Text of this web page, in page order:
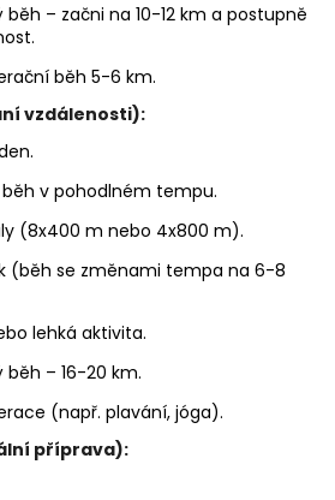
běh – začni na 10-12 km a postupně
běh 5-6 km.
vzdálenosti):
v pohodlném tempu.
(8x400 m nebo 4x800 m).
(běh se změnami tempa na 6-8
lehká aktivita.
běh – 16-20 km.
(např. plavání, jóga).
příprava):